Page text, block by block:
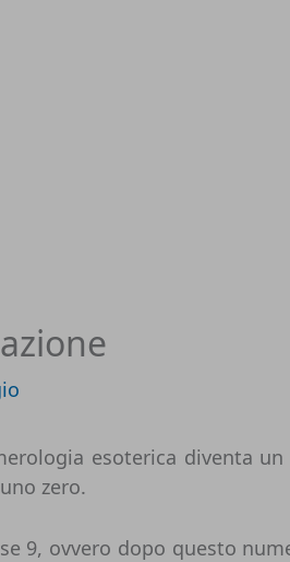
esoterica diventa
zero.
9, ovvero dopo questo